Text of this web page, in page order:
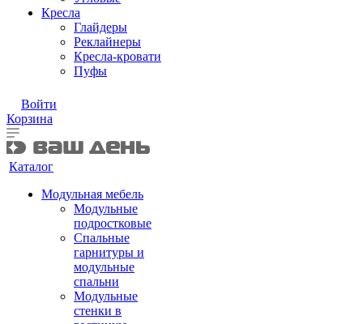
Кресла
Глайдеры
Реклайнеры
Кресла-кровати
Пуфы
Войти
Корзина
Каталог
Модульная мебель
Модульные
подростковые
Спальные
гарнитуры и
модульные
спальни
Модульные
стенки в